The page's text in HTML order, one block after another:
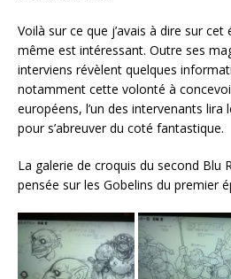
Voilà sur ce que j’avais à dire sur
même est intéressant. Outre ses
interviens révèlent quelques
notamment cette volonté à
européens, l’un des intervenants lira
pour s’abreuver du coté fantastique.
La galerie de croquis du second Blu
pensée sur les Gobelins du premier